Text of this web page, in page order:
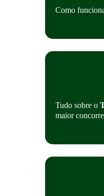
Como
Tudo sobre o
maior